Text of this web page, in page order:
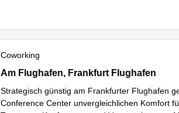
Coworking
Am Flughafen 12, Frankfurt Flughafen
Am Flughafen, Frankfurt Flughafen
Strategisch günstig am Frankfurter Flughafen
Conference Center unvergleichlichen Komfort